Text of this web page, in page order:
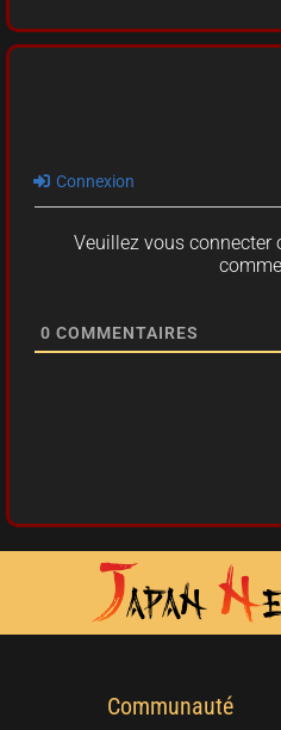
Connexion
Veuillez vous connecter
0 COMMENTAIRES
Communauté